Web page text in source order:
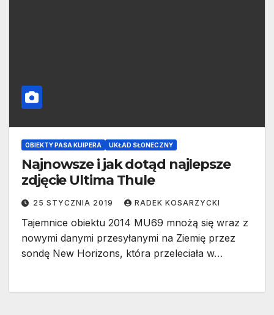
OBIEKTY PASA KUIPERA UKŁAD SŁONECZNY
Najnowsze i jak dotąd najlepsze
zdjęcie Ultima Thule
25 STYCZNIA 2019 RADEK KOSARZYCKI
Tajemnice obiektu 2014 MU69 mnożą się wraz z
nowymi danymi przesyłanymi na Ziemię przez
sondę New Horizons, która przeleciała w…